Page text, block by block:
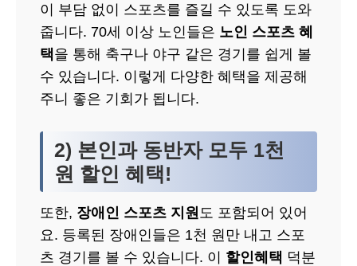
이 부담 없이 스포츠를 즐길 수 있도록 도와
줍니다. 70세 이상 노인들은 노인 스포츠 혜
택을 통해 축구나 야구 같은 경기를 쉽게 볼
수 있습니다. 이렇게 다양한 혜택을 제공해
주니 좋은 기회가 됩니다.
2) 본인과 동반자 모두 1천
원 할인 혜택!
또한, 장애인 스포츠 지원 도 포함되어 있어
요. 등록된 장애인들은 1천 원만 내고 스포
츠 경기를 볼 수 있습니다. 이 할인혜택 덕분